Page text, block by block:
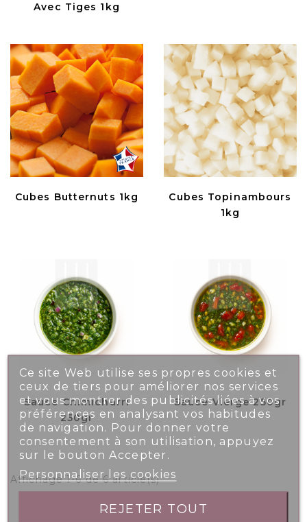
Avec Tiges 1kg
Cubes Butternuts 1kg
Cubes Topinambours
1kg
Sauce Chimichurri
250gr
Sauce Vierge 250gr
Affichage 1-6 de 6 article(s)
Ce site Web utilise ses propres cookies et
ceux de tiers pour améliorer nos services
et vous montrer des publicités liées à vos
préférences en analysant vos habitudes
de navigation. Pour donner votre
consentement à son utilisation, appuyez
sur le bouton Accepter.
Personnaliser les cookies
REJETER TOUT